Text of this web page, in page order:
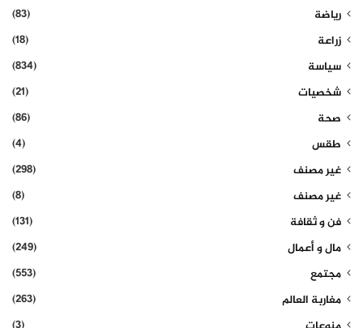
رياضة
(83)
زراعة
(18)
سياسة
(834)
شخصيات
(21)
صحة
(86)
طقس
(4)
غير مصنف
(298)
غير مصنف
(8)
فن و ثقافة
(131)
مال و أعمال
(249)
مجتمع
(553)
مغاربة العالم
(263)